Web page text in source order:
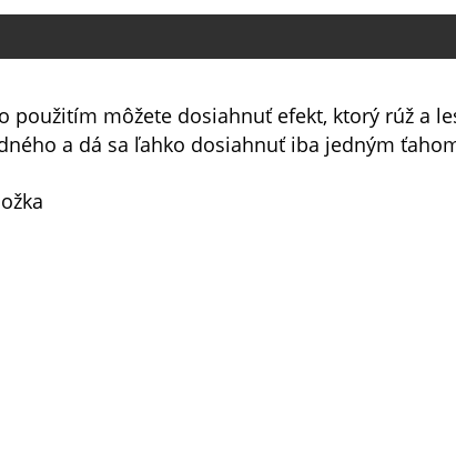
môžete dosiahnuť efekt, ktorý rúž a
a dá sa ľahko dosiahnuť iba jedným